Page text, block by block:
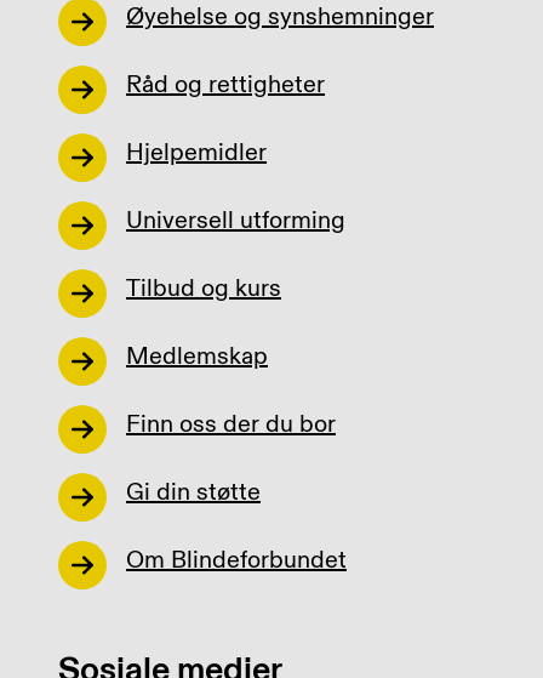
Øyehelse og synshemninger
Råd og rettigheter
Hjelpemidler
Universell utforming
Tilbud og kurs
Medlemskap
Finn oss der du bor
Gi din støtte
Om Blindeforbundet